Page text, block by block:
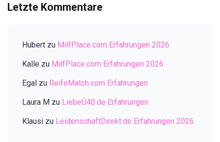
Letzte Kommentare
Hubert zu MilfPlace.com Erfahrungen 2026
Kalle zu MilfPlace.com Erfahrungen 2026
Egal zu ReifeMatch.com Erfahrungen
Laura M zu LiebeÜ40.de Erfahrungen
Klausi zu LeidenschaftDirekt.de Erfahrungen 2026